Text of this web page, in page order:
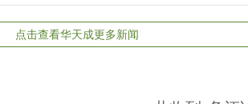
点击查看华天成更多新闻